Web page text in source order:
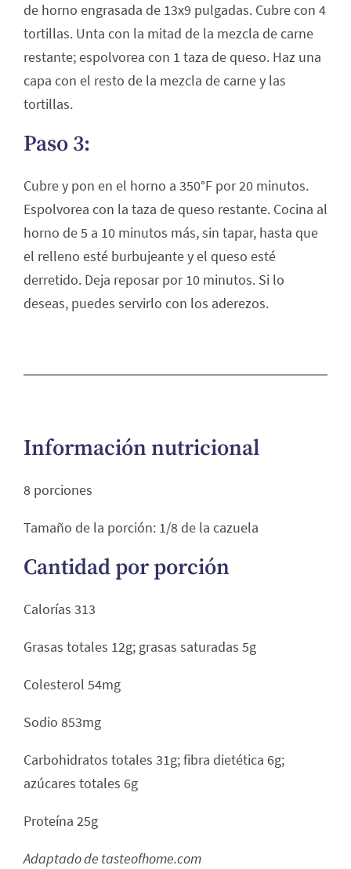
de horno engrasada de 13x9 pulgadas. Cubre con 4
tortillas. Unta con la mitad de la mezcla de carne
restante; espolvorea con 1 taza de queso. Haz una
capa con el resto de la mezcla de carne y las
tortillas.
Paso 3:
Cubre y pon en el horno a 350°F por 20 minutos.
Espolvorea con la taza de queso restante. Cocina al
horno de 5 a 10 minutos más, sin tapar, hasta que
el relleno esté burbujeante y el queso esté
derretido. Deja reposar por 10 minutos. Si lo
deseas, puedes servirlo con los aderezos.
Información nutricional
8 porciones
Tamaño de la porción: 1/8 de la cazuela
Cantidad por porción
Calorías 313
Grasas totales 12g; grasas saturadas 5g
Colesterol 54mg
Sodio 853mg
Carbohidratos totales 31g; fibra dietética 6g;
azúcares totales 6g
Proteína 25g
Adaptado de tasteofhome.com